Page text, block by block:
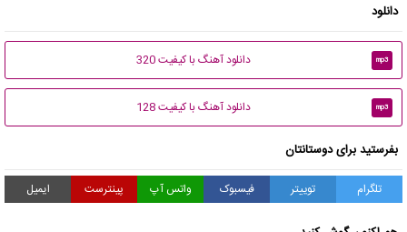
دانلود
mp3 دانلود آهنگ با کیفیت 320
mp3 دانلود آهنگ با کیفیت 128
بفرستید برای دوستانتان
تلگرام توییتر فیسبوک واتس آپ پینترست ایمیل